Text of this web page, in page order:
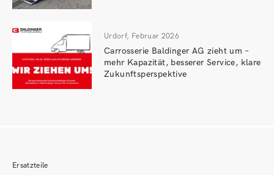
Urdorf, Februar 2026
Carrosserie Baldinger AG zieht um –
mehr Kapazität, besserer Service, klare
Zukunftsperspektive
Ersatzteile